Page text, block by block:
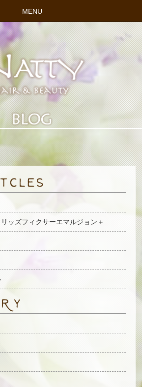
MENU
ッズフィクサーエマルジョン＋